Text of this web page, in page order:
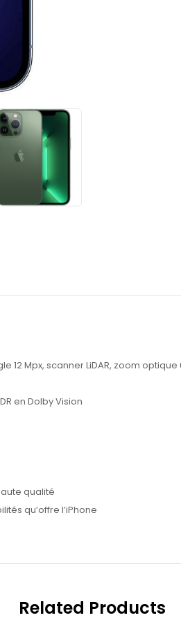
Mpx, scanner LiDAR, zoom
en Dolby Vision
qualité
qu’offre l’iPhone
Related Products